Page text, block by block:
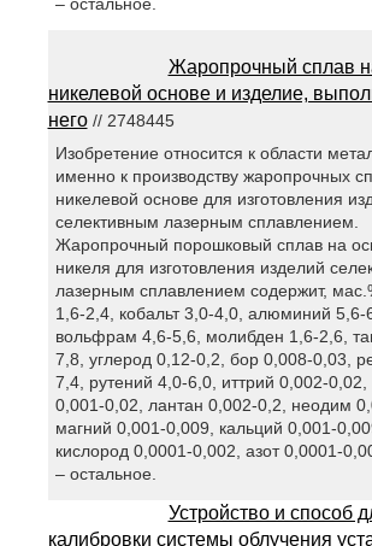
Жаропрочный сплав
никелевой основе и изделие,
него// 2748445
Изобретение относится к области
именно к производству жаропрочных
никелевой основе для изготовления
селективным лазерным сплавлением.
Жаропрочный порошковый сплав на
никеля для изготовления изделий
лазерным сплавлением содержит,
1,6-2,4, кобальт 3,0-4,0, алюминий 5,6-
вольфрам 4,6-5,6, молибден 1,6-2,6,
7,8, углерод 0,12-0,2, бор 0,008-0,03,
7,4, рутений 4,0-6,0, иттрий 0,002-0,02,
0,001-0,02, лантан 0,002-0,2, неодим
магний 0,001-0,009, кальций 0,001-
кислород 0,0001-0,002, азот 0,0001-
– остальное.
Устройство и способ
калибровки системы облучения